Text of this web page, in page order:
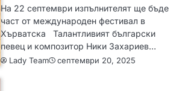
На 22 септември изпълнителят ще бъде
част от международен фестивал в
Хърватска Талантливият български
певец и композитор Ники Захариев…
Lady Team септември 20, 2025